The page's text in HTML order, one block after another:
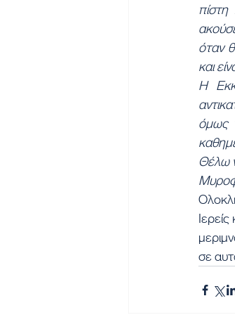
όταν
και
Η
όμως
Θέλω
σε